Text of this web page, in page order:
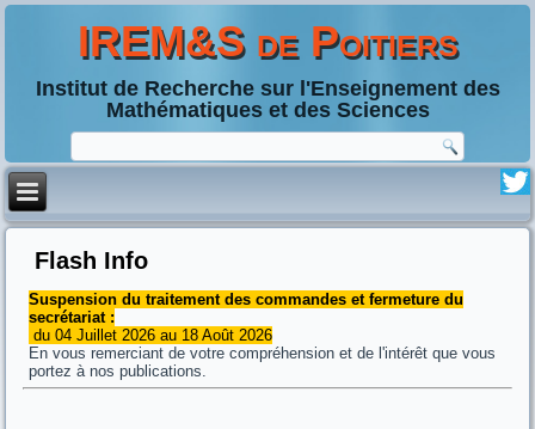
IREM&S de Poitiers
Institut de Recherche sur l'Enseignement des
Mathématiques et des Sciences
Flash Info
Suspension du traitement des commandes et fermeture du
secrétariat :
du 04 Juillet 2026 au 18 Août 2026
En vous remerciant de votre compréhension et de l'intérêt que vous
portez à nos publications.